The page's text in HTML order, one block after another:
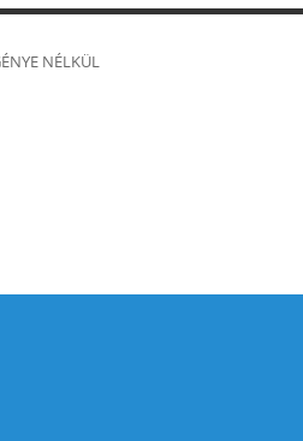
NÉLKÜL